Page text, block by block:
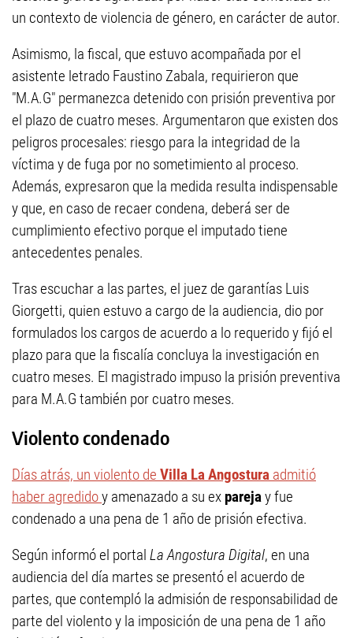
un contexto de violencia de género, en carácter de autor.
Asimismo, la fiscal, que estuvo acompañada por el
asistente letrado Faustino Zabala, requirieron que
"M.A.G" permanezca detenido con prisión preventiva por
el plazo de cuatro meses. Argumentaron que existen dos
peligros procesales: riesgo para la integridad de la
víctima y de fuga por no sometimiento al proceso.
Además, expresaron que la medida resulta indispensable
y que, en caso de recaer condena, deberá ser de
cumplimiento efectivo porque el imputado tiene
antecedentes penales.
Tras escuchar a las partes, el juez de garantías Luis
Giorgetti, quien estuvo a cargo de la audiencia, dio por
formulados los cargos de acuerdo a lo requerido y fijó el
plazo para que la fiscalía concluya la investigación en
cuatro meses. El magistrado impuso la prisión preventiva
para M.A.G también por cuatro meses.
Violento condenado
Días atrás, un violento de Villa La Angostura admitió
haber agredidoy amenazado a su ex parejay fue
condenado a una pena de 1 año de prisión efectiva.
Según informó el portal La Angostura Digital, en una
audiencia del día martes se presentó el acuerdo de
partes, que contempló la admisión de responsabilidad de
parte del violento y la imposición de una pena de 1 año